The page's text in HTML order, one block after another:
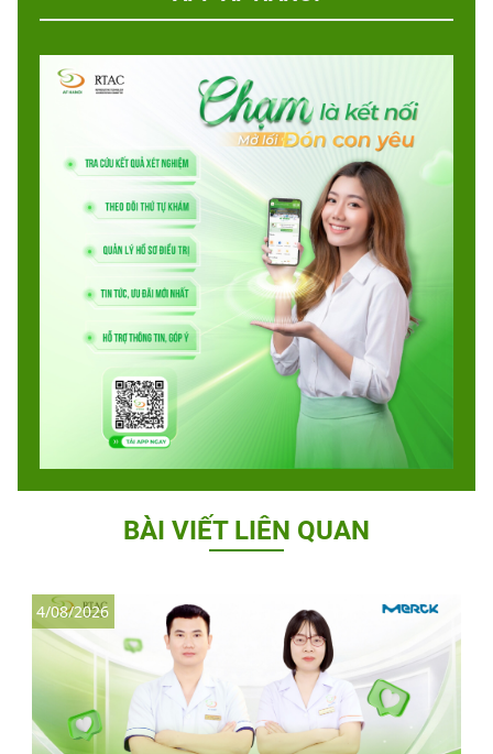
BÀI VIẾT LIÊN QUAN
4/08/2026